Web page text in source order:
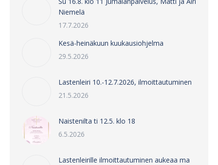
Niemelä
17.7.2026
Kesä-heinäkuun kuukausiohjelma
29.5.2026
Lastenleiri 10.-12.7.2026, ilmoittautuminen
21.5.2026
Naistenilta ti 12.5. klo 18
6.5.2026
Lastenleirille ilmoittautuminen aukeaa ma